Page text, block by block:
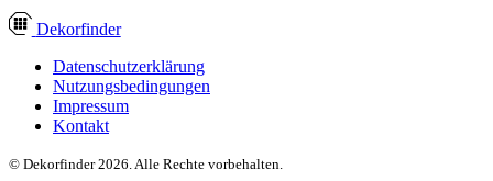
Dekorfinder
Datenschutzerklärung
Nutzungsbedingungen
Impressum
Kontakt
© Dekorfinder 2026. Alle Rechte vorbehalten.